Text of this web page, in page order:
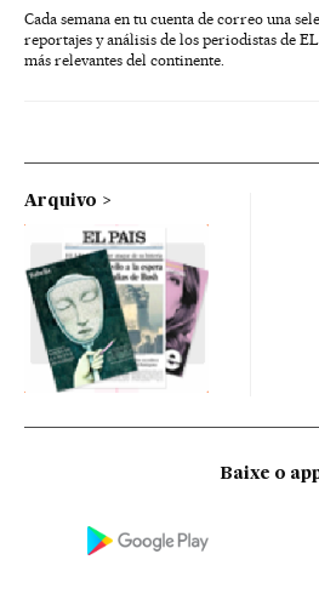
Cada semana en tu cuenta de correo una
reportajes y análisis de los periodistas de
más relevantes del continente.
Arquivo
Baixe o